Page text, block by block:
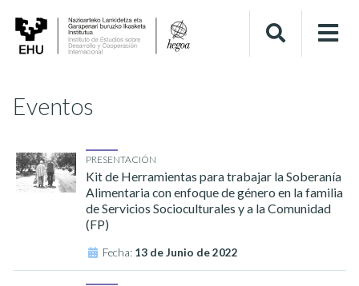
Eventos
PRESENTACIÓN
Kit de Herramientas para trabajar la Soberanía
Alimentaria con enfoque de género en la familia
de Servicios Socioculturales y a la Comunidad
(FP)
Fecha: 13 de Junio de 2022